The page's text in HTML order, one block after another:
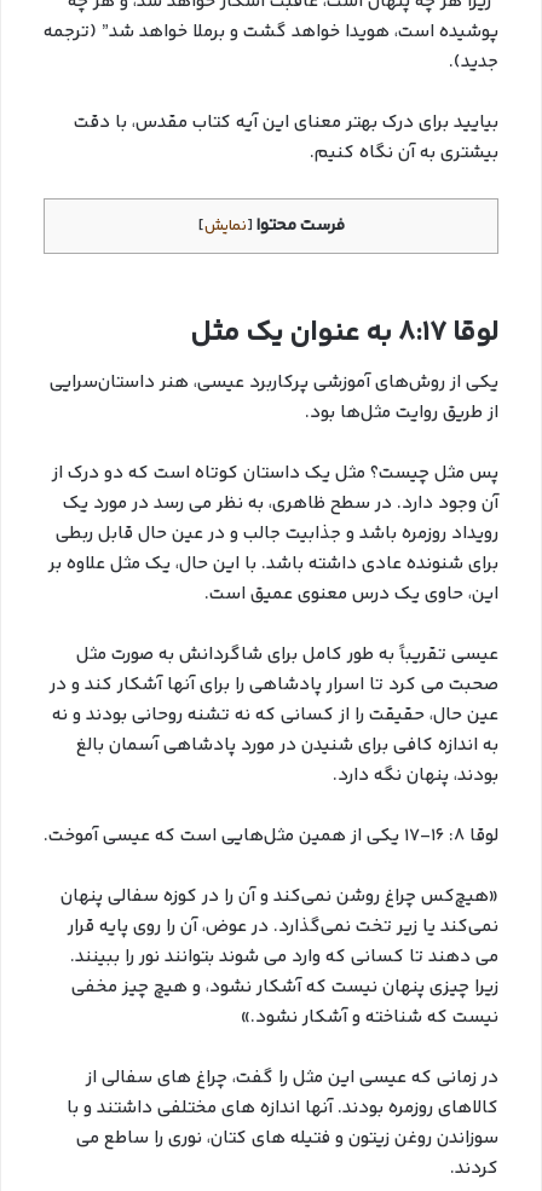
پوشیده است، هویدا خواهد گشت و برملا خواهد شد” (ترجمه
جدید).
بیایید برای درک بهتر معنای این آیه کتاب مقدس، با دقت
بیشتری به آن نگاه کنیم.
فرست محتوا [نمایش]
لوقا 8:17 به عنوان یک مثل
یکی از روش‌های آموزشی پرکاربرد عیسی، هنر داستان‌سرایی
از طریق روایت مثل‌ها بود.
پس مثل چیست؟ مثل یک داستان کوتاه است که دو درک از
آن وجود دارد. در سطح ظاهری، به نظر می رسد در مورد یک
رویداد روزمره باشد و جذابیت جالب و در عین حال قابل ربطی
برای شنونده عادی داشته باشد. با این حال، یک مثل علاوه بر
این، حاوی یک درس معنوی عمیق است.
عیسی تقریباً به طور کامل برای شاگردانش به صورت مثل
صحبت می کرد تا اسرار پادشاهی را برای آنها آشکار کند و در
عین حال، حقیقت را از کسانی که نه تشنه روحانی بودند و نه
به اندازه کافی برای شنیدن در مورد پادشاهی آسمان بالغ
بودند، پنهان نگه دارد.
لوقا 8: 16-17 یکی از همین مثل‌هایی است که عیسی آموخت.
«هیچ‌کس چراغ روشن نمی‌کند و آن را در کوزه سفالی پنهان
نمی‌کند یا زیر تخت نمی‌گذارد. در عوض، آن را روی پایه قرار
می دهند تا کسانی که وارد می شوند بتوانند نور را ببینند.
زیرا چیزی پنهان نیست که آشکار نشود، و هیچ چیز مخفی
نیست که شناخته و آشکار نشود.»
در زمانی که عیسی این مثل را گفت، چراغ های سفالی از
کالاهای روزمره بودند. آنها اندازه های مختلفی داشتند و با
سوزاندن روغن زیتون و فتیله های کتان، نوری را ساطع می
کردند.